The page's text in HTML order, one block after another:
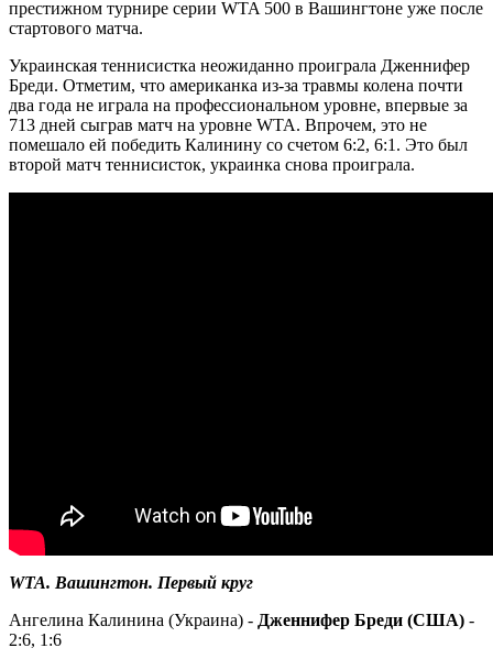
престижном турнире серии WTA 500 в Вашингтоне уже после
стартового матча.
Украинская теннисистка неожиданно проиграла Дженнифер
Бреди. Отметим, что американка из-за травмы колена почти
два года не играла на профессиональном уровне, впервые за
713 дней сыграв матч на уровне WTA. Впрочем, это не
помешало ей победить Калинину со счетом 6:2, 6:1. Это был
второй матч теннисисток, украинка снова проиграла.
WTA. Вашингтон. Первый круг
Ангелина Калинина (Украина) - Дженнифер Бреди (США) -
2:6, 1:6